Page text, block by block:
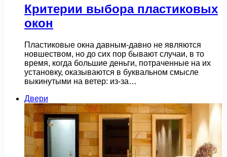
Критерии выбора пластиковых
окон
Пластиковые окна давным-давно не являются
новшеством, но до сих пор бывают случаи, в то
время, когда большие деньги, потраченные на их
установку, оказываются в буквальном смысле
выкинутыми на ветер: из-за…
Двери